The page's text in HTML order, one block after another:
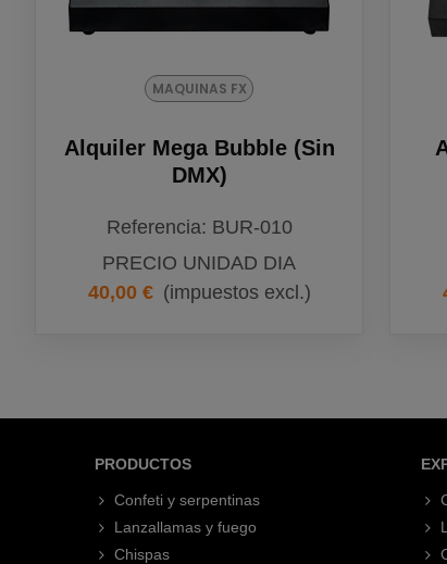
MAQUINAS FX
Alquiler Mega Bubble (sin
DMX)
Referencia: BUR-010
PRECIO UNIDAD DIA
40,00 € (impuestos excl.)
PRODUCTOS
Confeti y serpentinas
Lanzallamas y fuego
Chispas